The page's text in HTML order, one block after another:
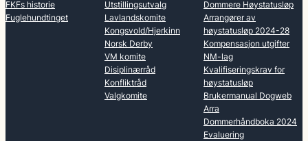
FKFs historie
Fuglehundtinget
Utstillingsutvalg
Lavlandskomite
Kongsvold/Hjerkinn
Norsk Derby
VM komite
Disiplinærråd
Konfliktråd
Valgkomite
Dommere Høystatusløp
Arrangører av
høystatusløp 2024-28
Kompensasjon utgifter
NM-lag
Kvalifiseringskrav for
høystatusløp
Brukermanual Dogweb
Arra
Dommerhåndboka 2024
Evaluering